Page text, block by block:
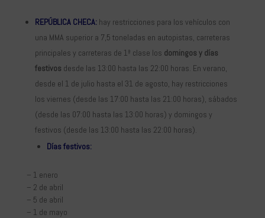
REPÚBLICA CHECA:hay restricciones para los vehículos con
una MMA superior a 7,5 toneladas en autopistas, carreteras
principales y carreteras de 1ª clase los domingos y días
festivos desde las 13:00 hasta las 22:00 horas. En verano,
desde el 1 de julio hasta el 31 de agosto, hay restricciones
los viernes (desde las 17:00 hasta las 21:00 horas), sábados
(desde las 07:00 hasta las 13:00 horas) y domingos y
festivos (desde las 13:00 hasta las 22:00 horas).
Días festivos:
– 1 enero
– 2 de abril
– 5 de abril
– 1 de mayo